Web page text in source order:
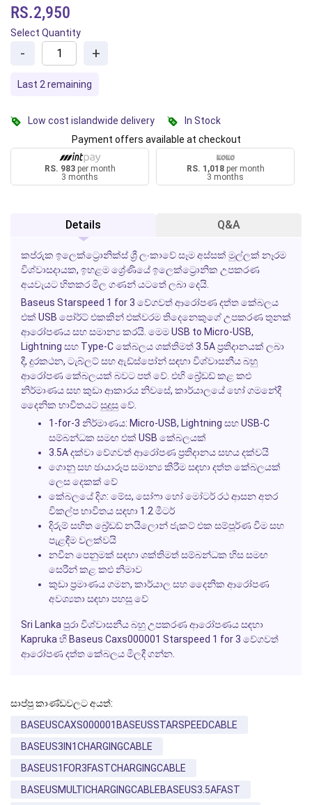
RS.2,950
Select Quantity
- +
Last 2 remaining
Low cost islandwide delivery
In Stock
Payment offers available at checkout
RS. 983per month
3 months
RS. 1,018per month
3 months
Details Q&A
කප්රුක ඉලෙක්ට්‍රොනික්ස් ශ්‍රී ලංකාවේ සෑම අස්සක් මුල්ලක් නෑරම
විශ්වාසදායක, ඉහළම ශ්‍රේණියේ ඉලෙක්ට්‍රොනික උපකරණ
අයවැයට හිතකර මිල ගණන් යටතේ ලබා දෙයි.
Baseus Starspeed 1 for 3 වේගවත් ආරෝපණ දත්ත කේබලය
එක් USB පෝර්ට් එකකින් එක්වරම තිදෙනෙකුගේ උපකරණ තුනක්
ආරෝපණය සහ සමාන්‍ය කරයි. මෙම USB to Micro-USB,
Lightning සහ Type-C කේබලය ශක්තිමත් 3.5A ප්‍රතිදානයක් ලබා
දී, දුරකථන, ටැබ්ලට් සහ ඇඩ්ස්පෝන් සඳහා විශ්වාසනීය බහු
ආරෝපණ කේබලයක් බවට පත් වේ. එහි බ්‍රේඩඩ් කළ කළු
නිර්මාණය සහ කුඩා ආකාරය නිවසේ, කාර්යාලයේ හෝ ගමනේදී
දෛනික භාවිතයට සුදුසු වේ.
1-for-3 නිර්මාණය: Micro-USB, Lightning සහ USB-C
සම්බන්ධක සමඟ එක් USB කේබලයක්
3.5A දක්වා වේගවත් ආරෝපණ ප්‍රතිදානය සහය දක්වයි
ගොනු සහ ඡායාරූප සමාන්‍ය කිරීම සඳහා දත්ත කේබලයක්
ලෙස දෙකක් වේ
කේබලයේ දිග: මේස, සෝෆා හෝ මෝටර් රථ ආසන අතර
විකල්ප භාවිතය සඳහා 1.2 මීටර්
දිරුම් සහිත බ්‍රේඩඩ් නයිලොන් ජැකට් එක සම්පූර්ණ වීම සහ
පැළඳීම වලක්වයි
නවීන පෙනුමක් සඳහා ශක්තිමත් සම්බන්ධක හිස සමඟ
සෙරීන් කළ කළු නිමාව
කුඩා ප්‍රමාණය ගමන, කාර්යාල සහ දෛනික ආරෝපණ
අවශ්‍යතා සඳහා පහසු වේ
Sri Lanka පුරා විශ්වාසනීය බහු උපකරණ ආරෝපණය සඳහා
Kapruka හි Baseus Caxs000001 Starspeed 1 for 3 වේගවත්
ආරෝපණ දත්ත කේබලය මිලදී ගන්න.
සාප්පු කාණ්ඩවලට අයත්:
BASEUSCAXS000001BASEUSSTARSPEEDCABLE
BASEUS3IN1CHARGINGCABLE
BASEUS1FOR3FASTCHARGINGCABLE
BASEUSMULTICHARGINGCABLEBASEUS3.5AFAST